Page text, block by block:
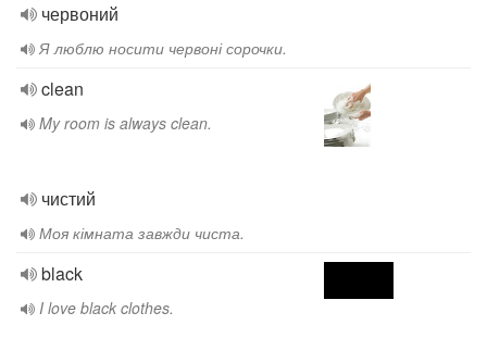
червоний
Я люблю носити червоні сорочки.
clean
My room is always clean.
чистий
Моя кімната завжди чиста.
black
I love black clothes.